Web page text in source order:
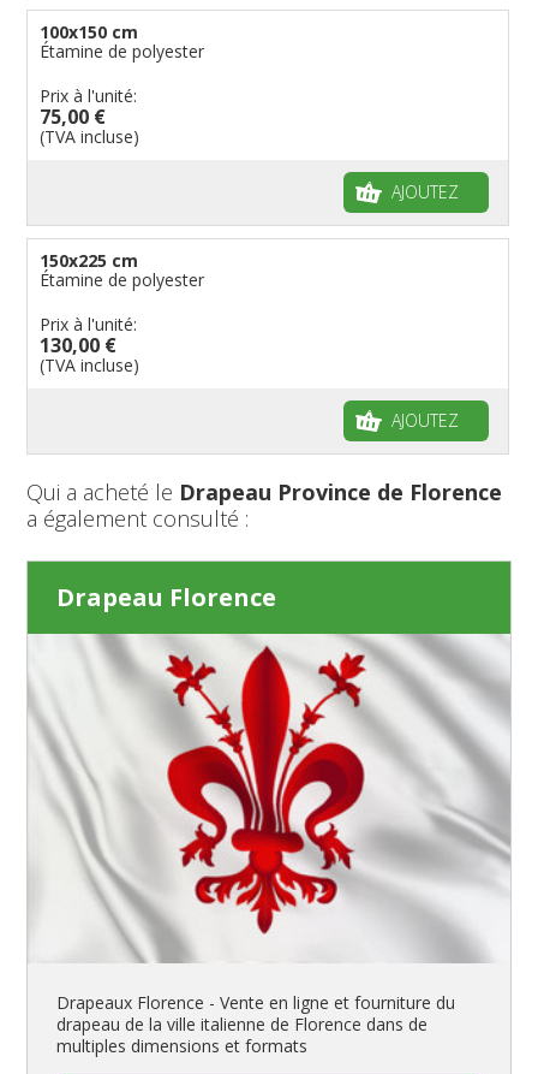
100x150 cm
Étamine de polyester
Prix à l'unité:
75,00 €
(TVA incluse)
AJOUTEZ
150x225 cm
Étamine de polyester
Prix à l'unité:
130,00 €
(TVA incluse)
AJOUTEZ
Qui a acheté le Drapeau Province de Florence
a également consulté :
Drapeau Florence
Drapeaux Florence - Vente en ligne et fourniture du
drapeau de la ville italienne de Florence dans de
multiples dimensions et formats